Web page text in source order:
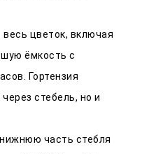
цветок, включая
ёмкость с
Гортензия
стебель, но и
часть стебля